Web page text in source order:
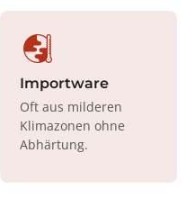
Importware
Oft aus milderen
Klimazonen ohne
Abhärtung.